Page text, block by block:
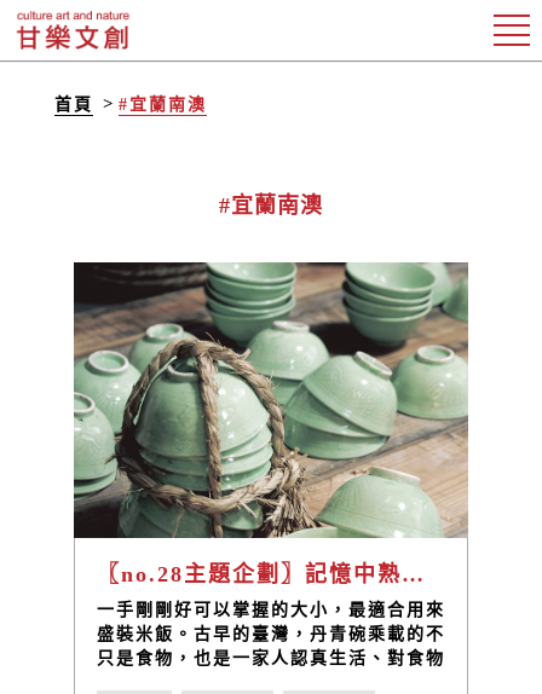
首頁 #宜蘭南澳
#宜蘭南澳
〖no.28主題企劃〗記憶中熟悉的那碗——丹青碗 ╳ 好糧食堂
一手剛剛好可以掌握的大小，最適合用來
盛裝米飯。古早的臺灣，丹青碗乘載的不
只是食物，也是一家人認真生活、對食物